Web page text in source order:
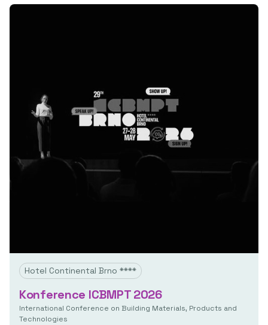
Hotel Continental Brno ****
Konference ICBMPT 2026
International Conference on Building Materials, Products and
Technologies